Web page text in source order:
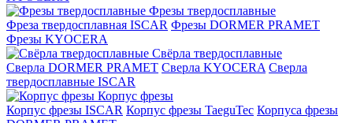
Фрезы твердосплавные
Фреза твердосплавная ISCAR Фрезы DORMER PRAMET
Фрезы KYOCERA
Свёрла твердосплавные
Сверла DORMER PRAMET Сверла KYOCERA Сверла
твердосплавные ISCAR
Корпус фрезы
Корпус фрезы ISCAR Корпус фрезы TaeguTec Корпуса фрезы